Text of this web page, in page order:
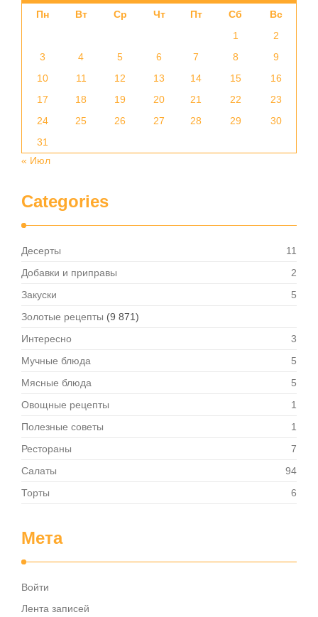
Пн Вт Ср Чт Пт Сб
Вс
1
2
3
4 5 6 7 8
9
10
11 12 13 14 15
16
17
18 19 20 21 22
23
24
25 26 27 28 29
30
31
« Июл
Categories
Десерты
11
Добавки и приправы
2
Закуски
5
Золотые рецепты (9 871)
Интересно
3
Мучные блюда
5
Мясные блюда
5
Овощные рецепты
1
Полезные советы
1
Рестораны
7
Салаты
94
Торты
6
Мета
Войти
Лента записей